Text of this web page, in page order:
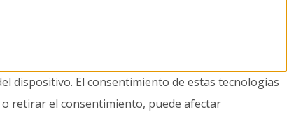
dispositivo. El consentimiento de estas tecnologías
retirar el consentimiento, puede afectar